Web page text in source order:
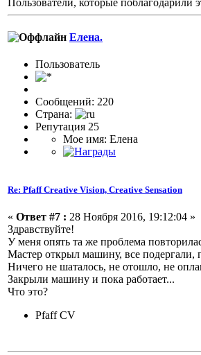
Пользователи, которые поблагодарили
Елена.
Пользовaтeль
Сообщений: 220
Страна:
Репутация 25
Мое имя: Елена
Re: Pfaff Creative Vision, Creative Sensation
« Ответ #7 : 28 Ноября 2016, 19:12:04 »
Здравствуйте!
У меня опять та же проблема
Мастер открыл машину, все подергали,
Ничего не шаталось, не отошло, не
Закрыли машину и пока работает...
Что это?
Pfaff CV